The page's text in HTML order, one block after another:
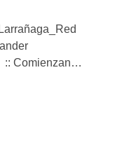
:: Comienzan…